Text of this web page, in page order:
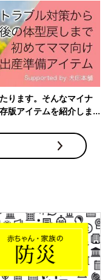
ります。そんなマイナ
版アイテムを紹介しま